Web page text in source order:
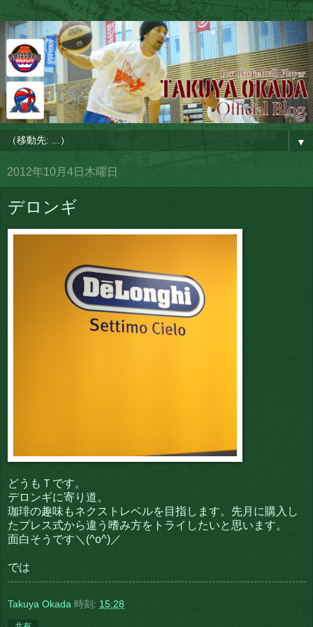
▼
2012年10月4日木曜日
デロンギ
どうもＴです。
デロンギに寄り道。
珈琲の趣味もネクストレベルを目指します。先月に購入し
たプレス式から違う嗜み方をトライしたいと思います。
面白そうです＼(^o^)／
では
Takuya Okada 時刻: 15:28